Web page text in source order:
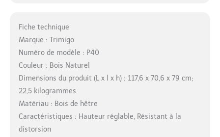
Fiche technique
Marque : Trimigo
Numéro de modèle : P40
Couleur : Bois Naturel
Dimensions du produit (L x l x h) : 117,6 x 70,6 x 79 cm;
22,5 kilogrammes
Matériau : Bois de hêtre
Caractéristiques : Hauteur réglable, Résistant à la
distorsion